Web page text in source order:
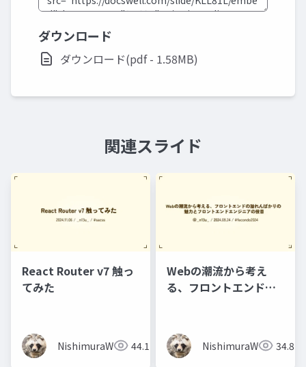
ダウンロード
ダウンロード(pdf - 1.58MB)
関連スライド
React Router v7 触っ
てみた
NishimuraWataru44.1K
Webの潮流から考え
る、フロントエンドの
ニアの役目
NishimuraWataru34.8K